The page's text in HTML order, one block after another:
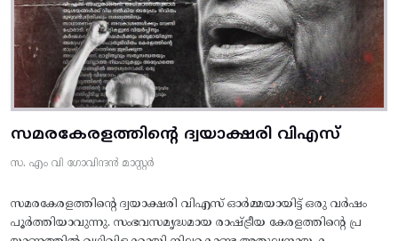
സമരകേരളത്തിൻ്റെ ദ്വയാക്ഷരി വിഎസ്
സ. എം വി ഗോവിന്ദൻ മാസ്റ്റർ
സമരകേരളത്തിൻ്റെ ദ്വയാക്ഷരി വിഎസ് ഓർമ്മയായിട്ട് ഒരു വർഷം
പൂർത്തിയാവുന്നു. സംഭവസമൃദ്ധമായ രാഷ്ട്രീയ കേരളത്തിന്റെ പ്ര